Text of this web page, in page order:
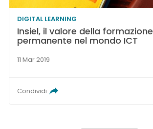
DIGITAL LEARNING
Insiel, il valore della formazione
permanente nel mondo ICT
11 Mar 2019
Condividi